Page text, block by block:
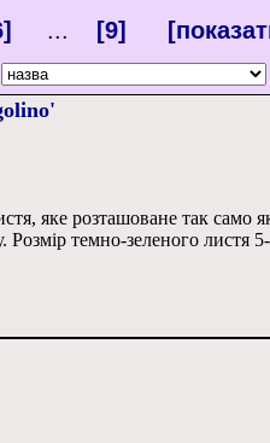
... [9]
яке розташоване так само
Розмір темно-зеленого листя